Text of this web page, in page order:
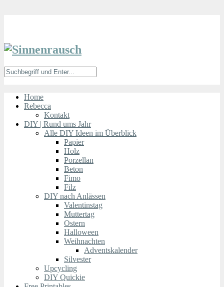
Home
Rebecca
Kontakt
DIY | Rund ums Jahr
Alle DIY Ideen im Überblick
Papier
Holz
Porzellan
Beton
Fimo
Filz
DIY nach Anlässen
Valentinstag
Muttertag
Ostern
Halloween
Weihnachten
Adventskalender
Silvester
Upcycling
DIY Quickie